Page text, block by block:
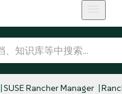
SUSE Rancher Manager